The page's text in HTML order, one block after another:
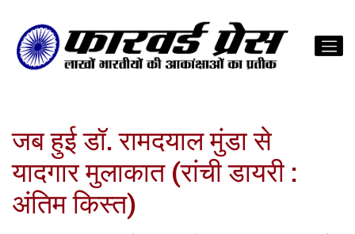
जब हुई डॉ. रामदयाल मुंडा से
यादगार मुलाकात (रांची डायरी :
अंतिम किस्त)